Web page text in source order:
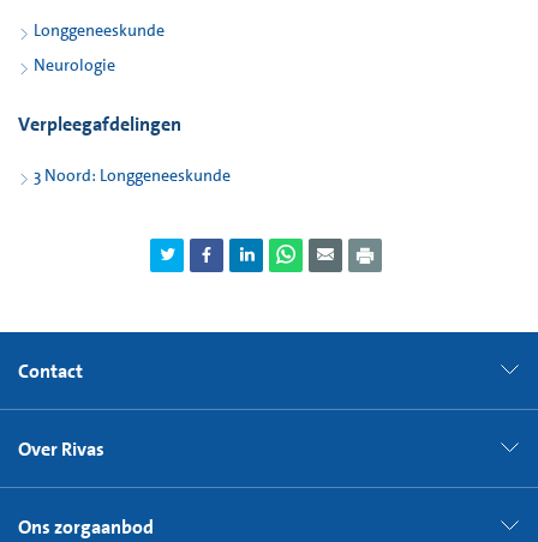
Longgeneeskunde
Neurologie
Verpleegafdelingen
3 Noord: Longgeneeskunde
Contact
Over Rivas
Ons zorgaanbod